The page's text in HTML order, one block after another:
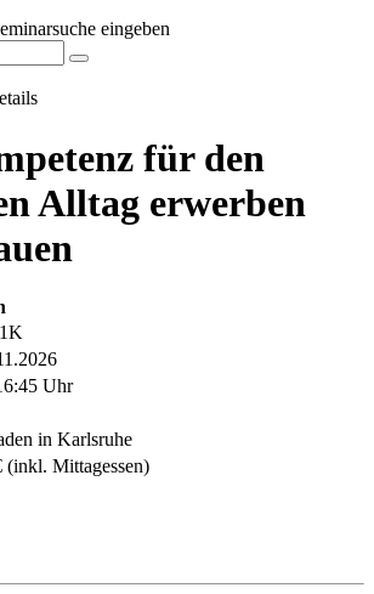
eingeben
für den
Alltag erwerben
Uhr
in Karlsruhe
(inkl. Mittagessen)